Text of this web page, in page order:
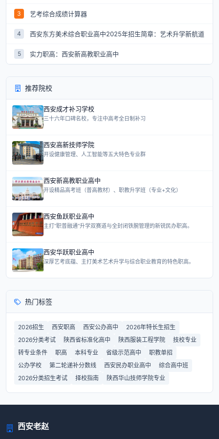
3 艺考综合成绩计算器
4 西安东方美术综合职业高中2025年招生简章：艺术升学新航道
5 实力职高：西安新高教职业高中
推荐院校
西安成才补习学校
三十六年口碑名校，专注中高考全日制补习
西安高新技师学院
开设健康管理、人工智能等五大特色专业群
西安新高教职业高中
开设精品高考班（普高教材）、职教升学班（专业+文化）
西安鱼跃职业高中
主打“职普融通”升学双赛道与全封闭铁腕管理的新锐民办职高。
西安华跃职业高中
深厚艺考底蕴、主打美术艺术升学与综合职业教育的特色职高。
热门标签
2026招生 西安职高 西安公办高中
2026年特长生招生
2026分类考试
陕西省标准化高中 陕西服装工程学院
技校专业
转专业条件
职高 本科专业 省级示范高中
职教单招
公办学校
第二轮递补分数线 西安民办职业高中
综合高中班
2026分类招生考试
择校指南 陕西华山技师学院专业
西安老赵